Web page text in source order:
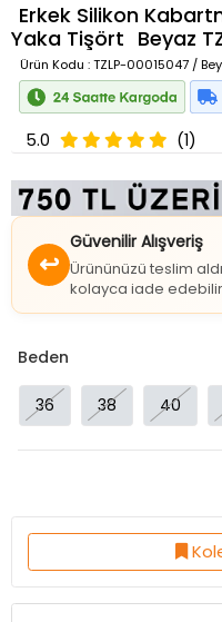
Erkek Silikon
Yaka Tişört Beyaz
Ürün Kodu : TZLP-00015047 /
5.0 (1)
↩
Güvenilir Alışveriş
Ürününüzü teslim
kolayca iade
Beden
36 38 40